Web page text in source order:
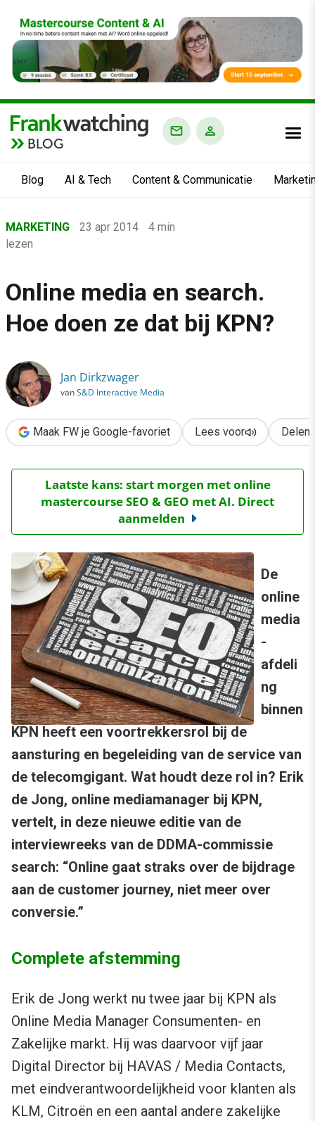
BLOG
Blog AI & Tech Content & Communicatie
›
Marketing
›
MARKETING 23 apr 2014
4 min
lezen
Online media en search.
Hoe doen ze dat bij KPN?
Jan Dirkzwager
vanS&D Interactive Media
Maak FW je Google-favoriet Lees voor Delen
Laatste kans: start morgen met online
mastercourse SEO & GEO met AI. Direct
aanmelden
De
online
media
-
afdeli
ng
binnen
KPN heeft een voortrekkersrol bij de
aansturing en begeleiding van de service van
de telecomgigant. Wat houdt deze rol in? Erik
de Jong, online mediamanager bij KPN,
vertelt, in deze nieuwe editie van de
interviewreeks van de DDMA-commissie
search: “Online gaat straks over de bijdrage
aan de customer journey, niet meer over
conversie.”
Complete afstemming
Erik de Jong werkt nu twee jaar bij KPN als
Online Media Manager Consumenten- en
Zakelijke markt. Hij was daarvoor vijf jaar
Digital Director bij HAVAS / Media Contacts,
met eindverantwoordelijkheid voor klanten als
KLM, Citroën en een aantal andere zakelijke